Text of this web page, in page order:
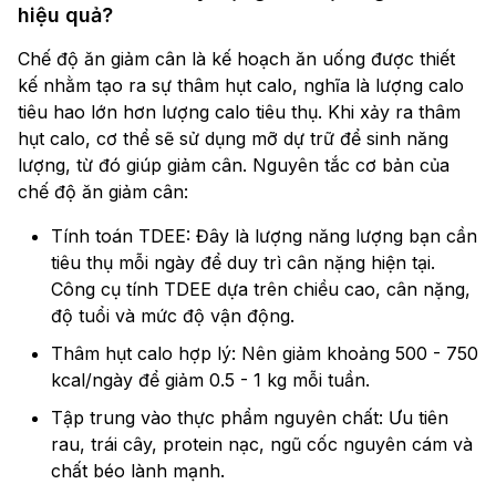
hiệu quả?
Chế độ ăn giảm cân là kế hoạch ăn uống được thiết
kế nhằm tạo ra sự thâm hụt calo, nghĩa là lượng calo
tiêu hao lớn hơn lượng calo tiêu thụ. Khi xảy ra thâm
hụt calo, cơ thể sẽ sử dụng mỡ dự trữ để sinh năng
lượng, từ đó giúp giảm cân. Nguyên tắc cơ bản của
chế độ ăn giảm cân:
Tính toán TDEE: Đây là lượng năng lượng bạn cần
tiêu thụ mỗi ngày để duy trì cân nặng hiện tại.
Công cụ tính TDEE dựa trên chiều cao, cân nặng,
độ tuổi và mức độ vận động.
Thâm hụt calo hợp lý: Nên giảm khoảng 500 - 750
kcal/ngày để giảm 0.5 - 1 kg mỗi tuần.
Tập trung vào thực phẩm nguyên chất: Ưu tiên
rau, trái cây, protein nạc, ngũ cốc nguyên cám và
chất béo lành mạnh.